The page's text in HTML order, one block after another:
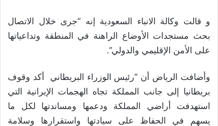
و قالت وكالة الانباء السعودية إنه “جرى خلال الاتصال
بحث مستجدات الأوضاع الراهنة في المنطقة وتداعياتها
على الأمن الإقليمي والدولي”.
وأضافت الرياض أن “رئيس الوزراء البريطاني أكد وقوف
بريطانيا إلى جانب المملكة تجاه الهجمات الإيرانية التي
استهدفت أراضي المملكة ودعمها ومساندتها لكل ما
يسهم في الحفاظ على سيادتها واستقرارها وسلامة